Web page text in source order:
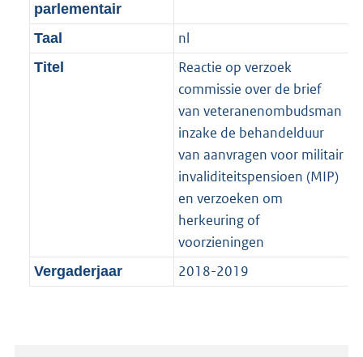
parlementair
Taal nl
Titel
Reactie op verzoek
commissie over de brief
van veteranenombudsman
inzake de behandelduur
van aanvragen voor militair
invaliditeitspensioen (MIP)
en verzoeken om
herkeuring of
voorzieningen
Vergaderjaar 2018-2019